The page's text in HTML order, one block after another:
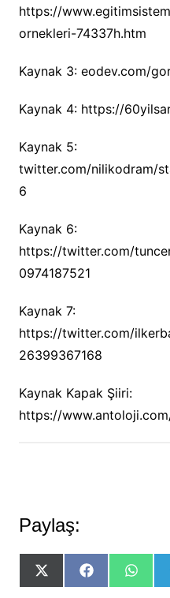
https://
ornekleri-74337h.htm
Kaynak 3: eodev.com/
Kaynak 4: https://
Kaynak 5:
twitter.com/nilikodram/
6
Kaynak 6:
https://twitter.com/
0974187521
Kaynak 7:
https://twitter.com/
26399367168
Kaynak Kapak Şiiri:
https://
Paylaş:
Share
on
Share
on
Share
on